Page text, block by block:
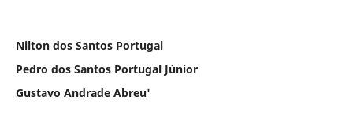
Nilton dos Santos Portugal
Pedro dos Santos Portugal Júnior
Gustavo Andrade Abreu'